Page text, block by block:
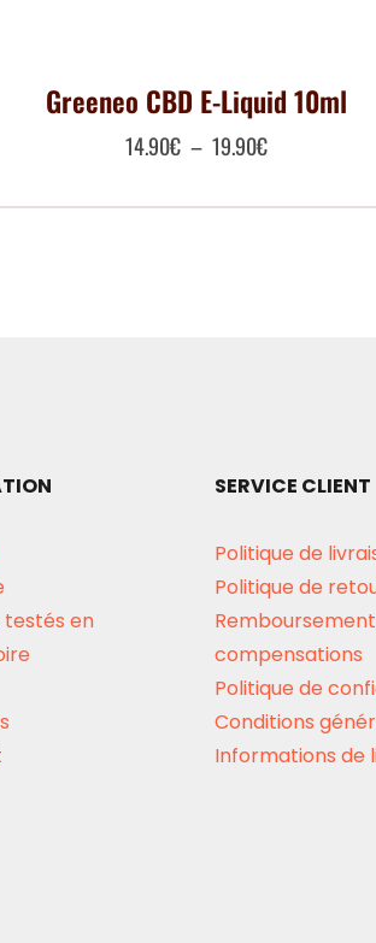
Greeneo CBD E-Liquid 10ml
14.90€ – 19.90€Plage
sur
page
du
produit
testés en
SERVICE CLIENT
Politique de
Politique de
compensations
Politique de
Conditions
Informations de